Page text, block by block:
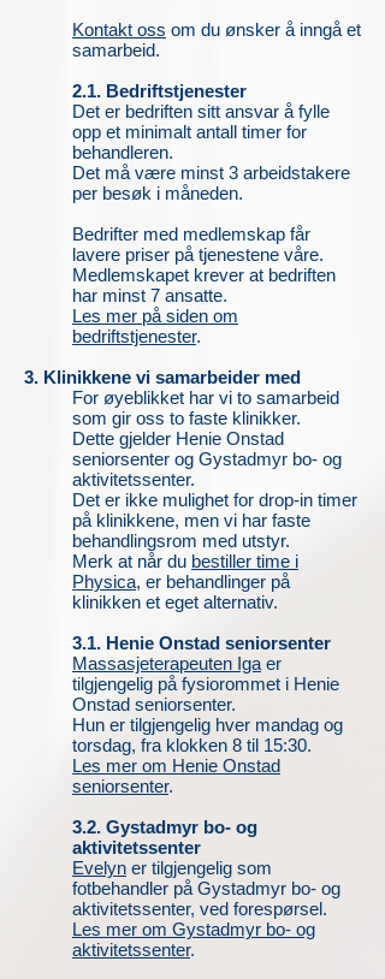
Kontakt oss om du ønsker å inngå et
samarbeid.
2.1. Bedriftstjenester
Det er bedriften sitt ansvar å fylle
opp et minimalt antall timer for
behandleren.
Det må være minst 3 arbeidstakere
per besøk i måneden.
Bedrifter med medlemskap får
lavere priser på tjenestene våre.
Medlemskapet krever at bedriften
har minst 7 ansatte.
Les mer på siden om
bedriftstjenester.
3. Klinikkene vi samarbeider med
For øyeblikket har vi to samarbeid
som gir oss to faste klinikker.
Dette gjelder Henie Onstad
seniorsenter og Gystadmyr bo- og
aktivitetssenter.
Det er ikke mulighet for drop-in timer
på klinikkene, men vi har faste
behandlingsrom med utstyr.
Merk at når du bestiller time i
Physica, er behandlinger på
klinikken et eget alternativ.
3.1. Henie Onstad seniorsenter
Massasjeterapeuten Iga er
tilgjengelig på fysiorommet i Henie
Onstad seniorsenter.
Hun er tilgjengelig hver mandag og
torsdag, fra klokken 8 til 15:30.
Les mer om Henie Onstad
seniorsenter.
3.2. Gystadmyr bo- og
aktivitetssenter
Evelyn er tilgjengelig som
fotbehandler på Gystadmyr bo- og
aktivitetssenter, ved forespørsel.
Les mer om Gystadmyr bo- og
aktivitetssenter.